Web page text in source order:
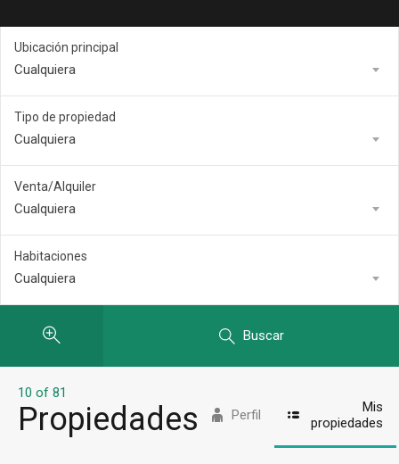
Ubicación principal
Cualquiera
Tipo de propiedad
Cualquiera
Venta/Alquiler
Cualquiera
Habitaciones
Cualquiera
Buscar
10 of 81
Propiedades Perfil
Mis
propiedades